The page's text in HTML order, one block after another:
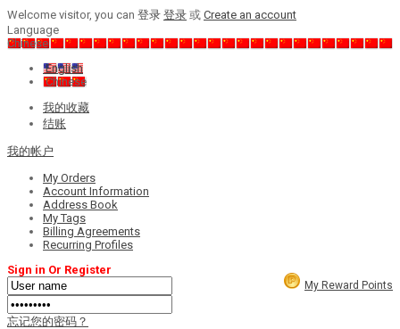
Welcome visitor, you can 登录 登录 或 Create an account
Language
Chinese
English
Chinese
我的收藏
结账
我的帐户
My Orders
Account Information
Address Book
My Tags
Billing Agreements
Recurring Profiles
My Reward Points
Sign in Or Register
忘记您的密码？